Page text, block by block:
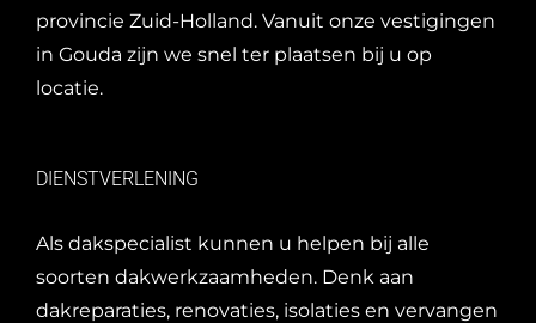
provincie Zuid-Holland. Vanuit onze vestigingen
in Gouda zijn we snel ter plaatsen bij u op
locatie.
DIENSTVERLENING
Als dakspecialist kunnen u helpen bij alle
soorten dakwerkzaamheden. Denk aan
dakreparaties, renovaties, isolaties en vervangen